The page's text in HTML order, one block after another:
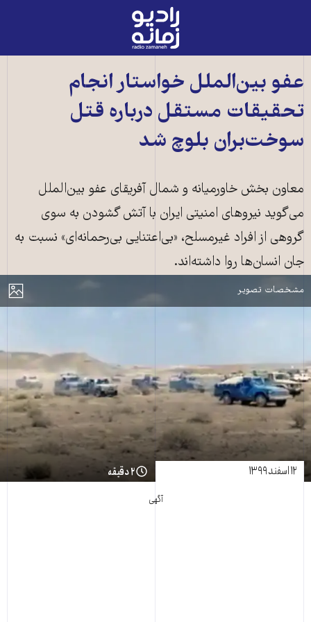
رادیو
زمانه
صفحه
اصلی
عفو بین‌الملل خواستار انجام
تحقیقات مستقل درباره قتل
سوخت‌بران بلوچ شد
معاون بخش خاورمیانه و شمال آفریقای عفو بین‌الملل
می‌گوید نیروهای امنیتی ایران با آتش گشودن به سوی
گروهی از افراد غیرمسلح، «بی‌اعتنایی بی‌رحمانه‌ای» نسبت به
جان انسان‌ها روا داشته‌اند.
نمایش
مشخصات تصویر
خودروهای سوخت‌بران
۱۲ اسفند ۱۳۹۹ ۲ دقیقه
آگهی